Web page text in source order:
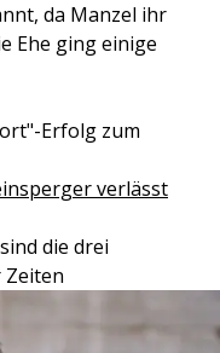
da Manzel ihr
Ehe ging einige
Erfolg zum
verlässt
die drei